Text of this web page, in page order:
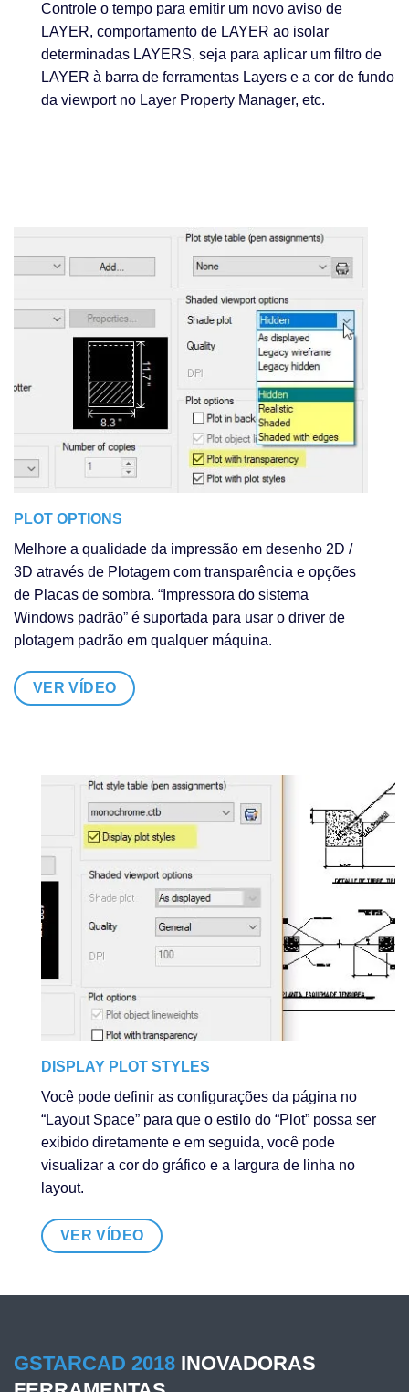
Controle o tempo para emitir um novo aviso de
LAYER, comportamento de LAYER ao isolar
determinadas LAYERS, seja para aplicar um filtro de
LAYER à barra de ferramentas Layers e a cor de fundo
da viewport no Layer Property Manager, etc.
PLOT OPTIONS
Melhore a qualidade da impressão em desenho 2D /
3D através de Plotagem com transparência e opções
de Placas de sombra. “Impressora do sistema
Windows padrão” é suportada para usar o driver de
plotagem padrão em qualquer máquina.
VER VÍDEO
DISPLAY PLOT STYLES
Você pode definir as configurações da página no
“Layout Space” para que o estilo do “Plot” possa ser
exibido diretamente e em seguida, você pode
visualizar a cor do gráfico e a largura de linha no
layout.
VER VÍDEO
GSTARCAD 2018 INOVADORAS